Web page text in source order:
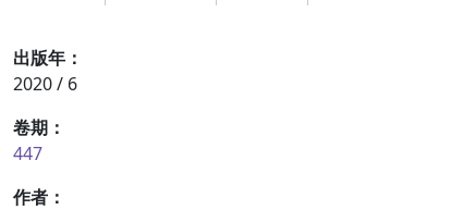
出版年：
2020 / 6
卷期：
447
作者：